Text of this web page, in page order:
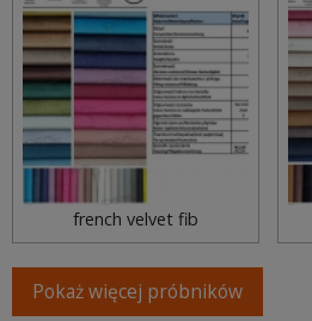
french velvet fib
Pokaż więcej próbników